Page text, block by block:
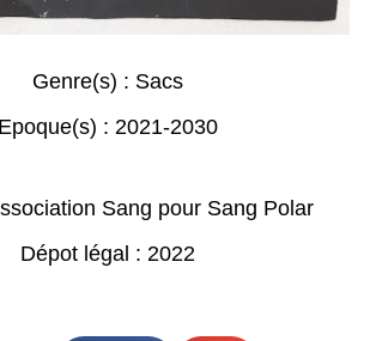
Genre(s) : Sacs
Epoque(s) : 2021-2030
Sang pour Sang Polar
Dépot légal : 2022